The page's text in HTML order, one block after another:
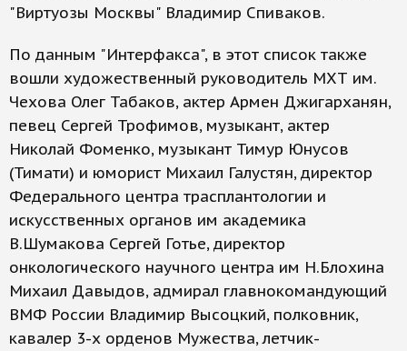
"Виртуозы Москвы" Владимир Спиваков.
По данным "Интерфакса", в этот список также
вошли художественный руководитель МХТ им.
Чехова Олег Табаков, актер Армен Джигарханян,
певец Сергей Трофимов, музыкант, актер
Николай Фоменко, музыкант Тимур Юнусов
(Тимати) и юморист Михаил Галустян, директор
Федерального центра трасплантологии и
искусственных органов им академика
В.Шумакова Сергей Готье, директор
онкологического научного центра им Н.Блохина
Михаил Давыдов, адмирал главнокомандующий
ВМФ России Владимир Высоцкий, полковник,
кавалер 3-х орденов Мужества, летчик-